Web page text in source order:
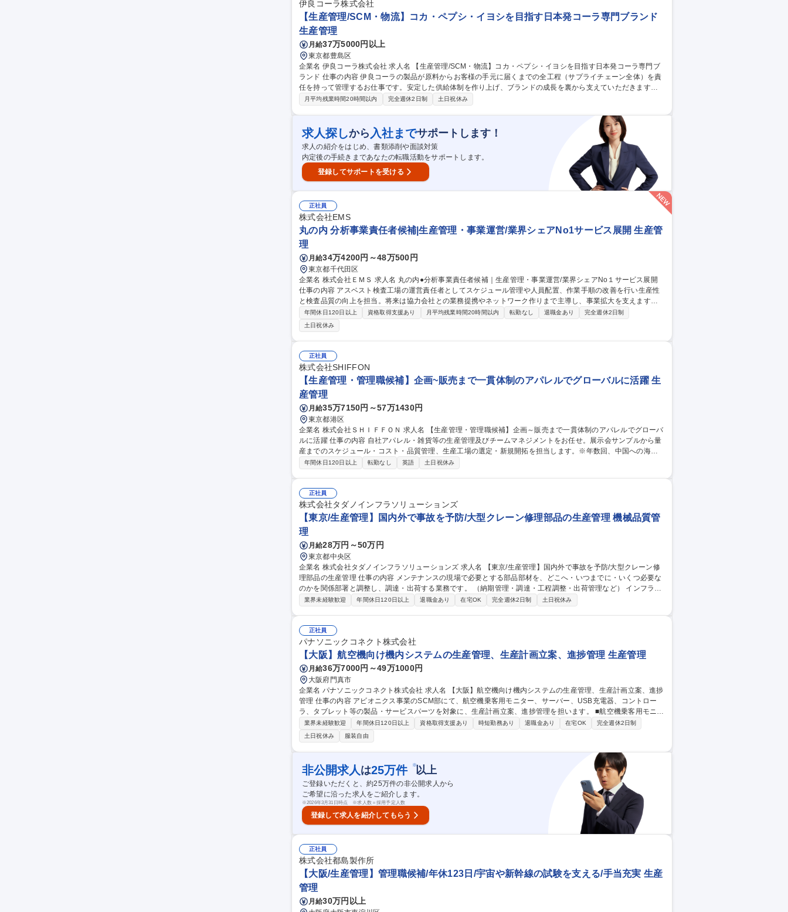
向予定
伊良コーラ株式会社
【生産管理/SCM・物流】コカ・ペプシ・イヨシを目指す日本発コーラ専門ブランド
生産管理
月給37万5000円以上
東京都豊島区
企業名 伊良コーラ株式会社 求人名 【生産管理/SCM・物流】コカ・ペプシ・イヨシを目指す日本発コーラ専門ブ
ランド 仕事の内容 伊良コーラの製品が原料からお客様の手元に届くまでの全工程（サプライチェーン全体）を責
任を持って管理するお仕事です。安定した供給体制を作り上げ、ブランドの成長を裏から支えていただきます。 ■
生産計画・管理 ・製造計画の策定： 翌月の需要予測を実施し、それに基づく月間の製造計画を立案。 ・現場の調
配： 製造計画確定後、翌月分の原料を発注。 ・資材手配： 製品用の瓶や容器類、出荷用の梱包資材の在庫管理お
よび発注。 募集職種 【生産管理/SCM・物流】コカ・ペプシ・イヨシを目指す日本発コーラ専門ブランド
月平均残業時間20時間以内 完全週休2日制 土日祝休み
求人探しから 入社までサポートします！
求人の紹介をはじめ、書類添削や面談対策
内定後の手続きまであなたの転職活動をサポートします。
登録してサポートを受ける
正社員
株式会社EMS
丸の内 分析事業責任者候補|生産管理・事業運営/業界シェアNo1サービス展開 生産管
理
月給34万4200円～48万500円
東京都千代田区
企業名 株式会社ＥＭＳ 求人名 丸の内●分析事業責任者候補｜生産管理・事業運営/業界シェアNo１サービス展開
仕事の内容 アスベスト検査工場の運営責任者としてスケジュール管理や人員配置、作業手順の改善を行い生産性
と検査品質の向上を担当。将来は協力会社との業務提携やネットワーク作りまで主導し、事業拡大を支えます。 ■
検査拠点の進捗・納期管理および効率的な人員配置・作業の割り振り ■作業手順書やマニュアルの整備・改善によ
る業務の仕組み化の実践 ■業務のデジタル化や設備導入による作業効率化およびコスト・利益管理 ■提携する外部
の検査機関や協力会社との交渉・打合せおよび関係性構築 ■外部パートナーを含めた作業手順の再整備および全体
の運営体制強化 ■現場スタッフの指導や意見集約を行い、組織全体での課題解決の推進 募集職種 丸の内●分析事業
責任者候補｜生産管理・事業運営/業界シェアNo１サービス展開
年間休日120日以上 資格取得支援あり 月平均残業時間20時間以内 転勤なし 退職金あり
完全週休2日制
土日祝休み
正社員
株式会社SHIFFON
【生産管理・管理職候補】企画~販売まで一貫体制のアパレルでグローバルに活躍 生
産管理
月給35万7150円～57万1430円
東京都港区
企業名 株式会社ＳＨＩＦＦＯＮ 求人名 【生産管理・管理職候補】企画～販売まで一貫体制のアパレルでグローバ
ルに活躍 仕事の内容 自社アパレル・雑貨等の生産管理及びチームマネジメントをお任せ。展示会サンプルから量
産までのスケジュール・コスト・品質管理、生産工場の選定・新規開拓を担当します。※年数回、中国への海外
出張があります ・チームマネジメント・展示会にむけたサンプル製作のスケジュールやコストの管理・自社製品
ーと仕様を担当しているテクニカルセンター（新潟）に4名在籍しております。 募集職種 【生産管理・管理職候
補】企画～販売まで一貫体制のアパレルでグローバルに活躍
年間休日120日以上 転勤なし 英語 土日祝休み
正社員
株式会社タダノインフラソリューションズ
【東京/生産管理】国内外で事故を予防/大型クレーン修理部品の生産管理 機械品質管
理
月給28万円～50万円
東京都中央区
企業名 株式会社タダノインフラソリューションズ 求人名 【東京/生産管理】国内外で事故を予防/大型クレーン修
理部品の生産管理 仕事の内容 メンテナンスの現場で必要とする部品部材を、どこへ・いつまでに・いくつ必要な
のかを関係部署と調整し、調達・出荷する業務です。 （納期管理・調達・工程調整・出荷管理など） インフラ設
備を適正に稼働させる要となる、部品調達や出荷管理に関わる生産管理業務です。 【具体的な業務】 必要部品部
クレーン修理部品の生産管理
業界未経験歓迎 年間休日120日以上 退職金あり 在宅OK 完全週休2日制 土日祝休み
正社員
パナソニックコネクト株式会社
【大阪】航空機向け機内システムの生産管理、生産計画立案、進捗管理 生産管理
月給36万7000円～49万1000円
大阪府門真市
企業名 パナソニックコネクト株式会社 求人名 【大阪】航空機向け機内システムの生産管理、生産計画立案、進捗
管理 仕事の内容 アビオニクス事業のSCM部にて、航空機乗客用モニター、サーバー、USB充電器、コントロー
ラ、タブレット等の製品・サービスパーツを対象に、生産計画立案、進捗管理を担います。 ■航空機乗客用モニタ
ー、サーバー、USB充電器等の生産管理 ■コントローラ、タブレット等の製品、サービスパーツ管理 ■日次、月次
の生産計画立案 ■中期生産計画の立案、需給調整 ■生産進捗管理、課題把握、関係部門との調整 ■航空会社向け受
注拡大に伴う生産体制強化 【仕事の魅力】世界300社以上の航空会社を支える事業で、航空業界の回復と成長を
支えるSCM経験を積めます。 募集職種 【大阪】航空機向け機内システムの生産管理、生産計画立案、進捗管理
業界未経験歓迎 年間休日120日以上 資格取得支援あり 時短勤務あり 退職金あり 在宅OK
完全週休2日制
土日祝休み
服装自由
非公開求人 は25万件 ※以上
ご登録いただくと、約25万件の非公開求人から
ご希望に沿った求人をご紹介します。
※2026年3月31日時点 ※求人数＝採用予定人数
登録して求人を紹介してもらう
正社員
株式会社都島製作所
【大阪/生産管理】管理職候補/年休123日/宇宙や新幹線の試験を支える/手当充実 生産
管理
月給30万円以上